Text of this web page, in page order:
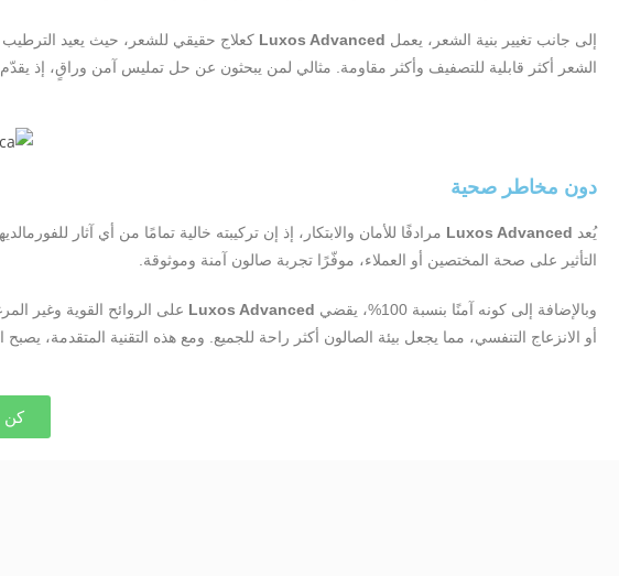
إلى جانب تغيير بنية الشعر، يعمل Luxos Advanced كعلاج حقيقي للشعر، حيث يعيد الترطيب
الشعر أكثر قابلية للتصفيف وأكثر مقاومة. مثالي لمن يبحثون عن حل تمليس آمن وراقٍ، إذ
دون مخاطر صحية
يُعد Luxos Advanced مرادفًا للأمان والابتكار، إذ إن تركيبته خالية تمامًا من أي آثار
التأثير على صحة المختصين أو العملاء، موفّرًا تجربة صالون آمنة وموثوقة.
وبالإضافة إلى كونه آمنًا بنسبة 100%، يقضي Luxos Advanced على الروائح القوية وغير
أو الانزعاج التنفسي، مما يجعل بيئة الصالون أكثر راحة للجميع. ومع هذه التقنية المتقدمة،
كن